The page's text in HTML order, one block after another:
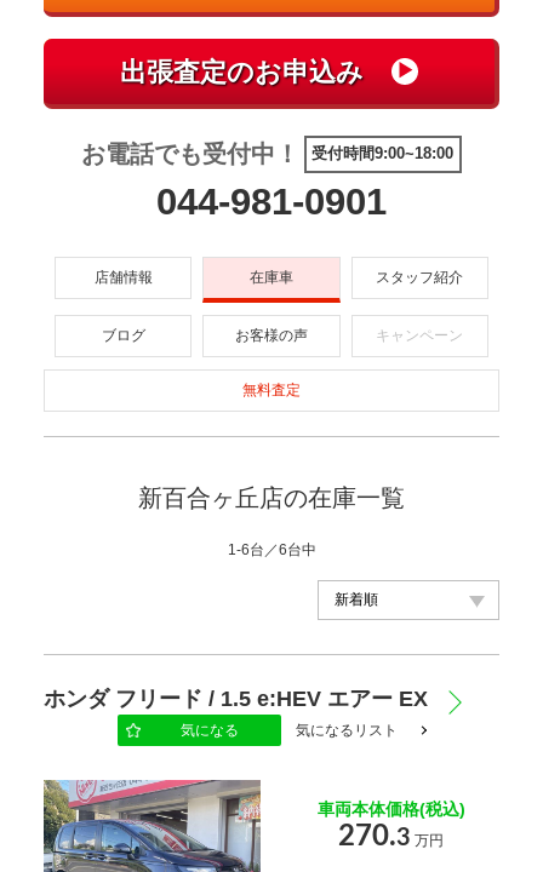
お電話でも受付中！ 受付時間9:00~18:00
044-981-0901
店舗情報 在庫車 スタッフ紹介
ブログ お客様の声 キャンペーン
無料査定
新百合ヶ丘店の在庫一覧
1-6台／6台中
年式
ホンダ フリード / 1.5 e:HEV エアー EX
気になる 気になるリスト
車両本体価格(税込)
270.3 万円